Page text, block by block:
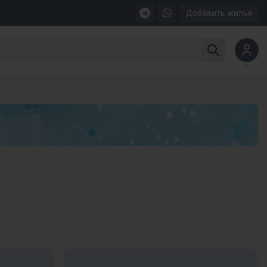
Добавить жилье